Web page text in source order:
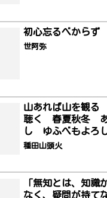
初心忘るべからず
世阿弥
山あれば山を観る
聴く 春夏秋冬 あ
し ゆふべもよろ
種田山頭火
「無知とは、知識
なく、疑問が持て